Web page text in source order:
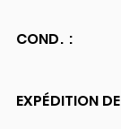
COND. :
EXPÉDITION